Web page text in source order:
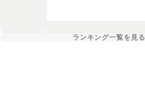
ランキング一覧を見る